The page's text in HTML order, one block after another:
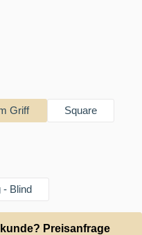
Griff
Square
- Blind
Wert ein
Preisanfrage